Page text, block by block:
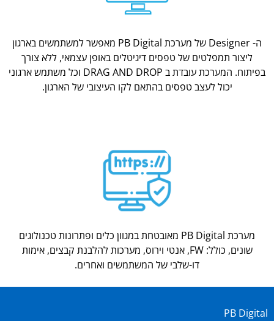
ה- Designer של מערכת PB Digital מאפשר למשתמשים בארגון
ליצור תמפלטים של טפסים דיגיטלים באופן עצמאי, ללא צורך
בפיתוח. המערכת עובדת ב DRAG AND DROP וכל משתמש ארגוני
יכול לעצב טפסים בהתאם לקו העיצובי של הארגון.
מערכת PB Digital מאובטחת במגוון כלים ופתרונות טכנולוגים
שונים, כולל: FW, אנטי וירוס, מערכות להלבנת קבצים, אימות
דו-שלבי של המשתמשים ואחרים.
PB Digital